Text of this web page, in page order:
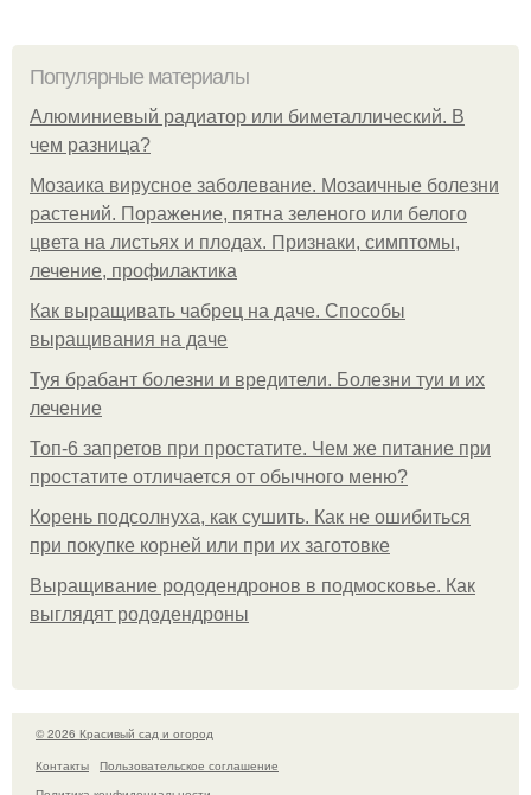
Популярные материалы
Алюминиевый радиатор или биметаллический. В
чем разница?
Мозаика вирусное заболевание. Мозаичные болезни
растений. Поражение, пятна зеленого или белого
цвета на листьях и плодах. Признаки, симптомы,
лечение, профилактика
Как выращивать чабрец на даче. Способы
выращивания на даче
Туя брабант болезни и вредители. Болезни туи и их
лечение
Топ-6 запретов при простатите. Чем же питание при
простатите отличается от обычного меню?
Корень подсолнуха, как сушить. Как не ошибиться
при покупке корней или при их заготовке
Выращивание рододендронов в подмосковье. Как
выглядят рододендроны
© 2026 Красивый сад и огород
Контакты
Пользовательское соглашение